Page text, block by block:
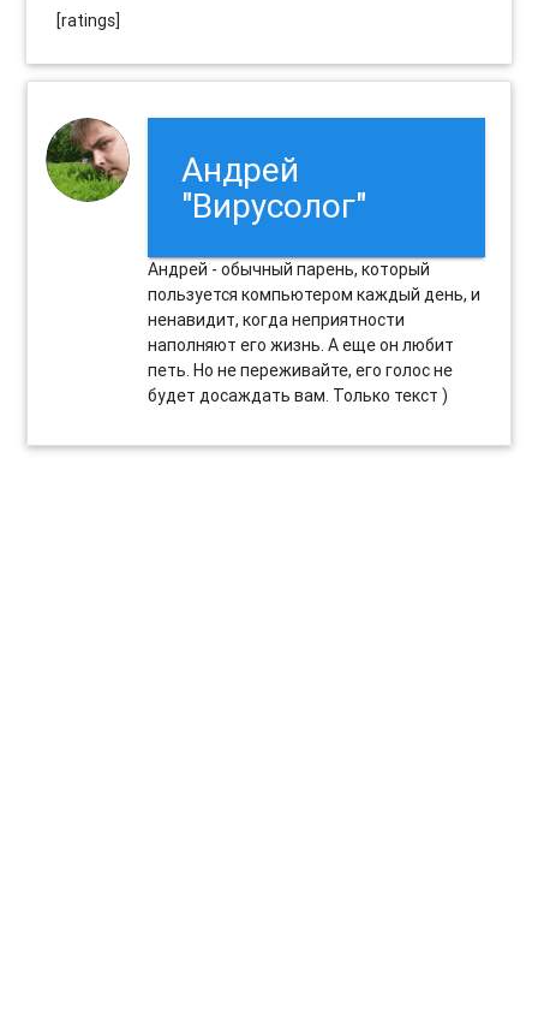
[ratings]
Андрей
"Вирусолог"
Андрей - обычный парень, который
пользуется компьютером каждый день, и
ненавидит, когда неприятности
наполняют его жизнь. А еще он любит
петь. Но не переживайте, его голос не
будет досаждать вам. Только текст )